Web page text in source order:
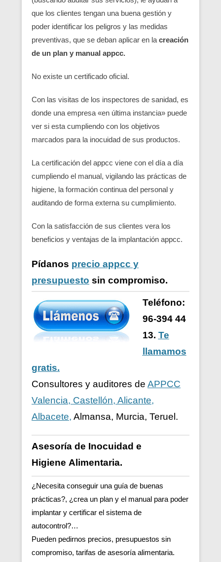
que los clientes tengan una buena gestión y
poder identificar los peligros y las medidas
preventivas, que se deban aplicar en la creación
de un plan y manual appcc.
No existe un certificado oficial.
Con las visitas de los inspectores de sanidad, es
donde una empresa «en última instancia» puede
ver si esta cumpliendo con los objetivos
marcados para la inocuidad de sus productos.
La certificación del appcc viene con el día a día
cumpliendo el manual, vigilando las prácticas de
higiene, la formación continua del personal y
auditando de forma externa su cumplimiento.
Con la satisfacción de sus clientes vera los
beneficios y ventajas de la implantación appcc.
Pídanos precio appcc y
presupuesto sin compromiso.
Teléfono:
96-394 44
13. Te
llamamos
gratis.
Consultores y auditores de APPCC
Valencia, Castellón, Alicante,
Albacete, Almansa, Murcia, Teruel.
Asesoría de Inocuidad e
Higiene Alimentaria.
¿Necesita conseguir una guía de buenas
prácticas?, ¿crea un plan y el manual para poder
implantar y certificar el sistema de
autocontrol?…
Pueden pedirnos precios, presupuestos sin
compromiso, tarifas de asesoría alimentaria.